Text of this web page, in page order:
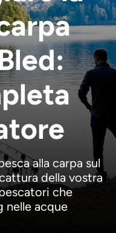
alla carpa sul
della vostra
che
nelle acque